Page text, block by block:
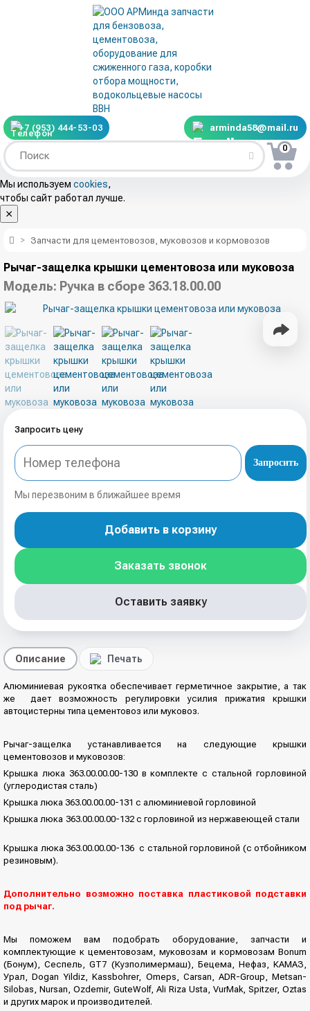
+7 (953) 444-53-03 arminda58@mail.ru
0
Мы используем cookies,
чтобы сайт работал лучше.
Запчасти для цементовозов, муковозов и кормовозов
Рычаг-защелка крышки цементовоза или муковоза
Модель: Ручка в сборе 363.18.00.00
Запросить цену
Запросить
Мы перезвоним в ближайшее время
Добавить в корзину
Заказать звонок
Оставить заявку
Описание Печать
Алюминиевая рукоятка обеспечивает герметичное закрытие, а так
же дает возможность регулировки усилия прижатия крышки
автоцистерны типа цементовоз или муковоз.
Рычаг-защелка устанавливается на следующие крышки
цементовозов и муковозов:
Крышка люка 363.00.00.00-130 в комплекте с стальной горловиной
(углеродистая сталь)
Крышка люка 363.00.00.00-131 с алюминиевой горловиной
Крышка люка 363.00.00.00-132 с горловиной из нержавеющей стали
Крышка люка 363.00.00.00-136 с стальной горловиной (с отбойником
резиновым).
Дополнительно возможно поставка пластиковой подставки
под рычаг.
Мы поможем вам подобрать оборудование, запчасти и
комплектующие к цементовозам, муковозам и кормовозам Bonum
(Бонум), Сеспель, GT7 (Кузполимермаш), Бецема, Нефаз, КАМАЗ,
Урал, Dogan Yildiz, Kassbohrer, Omeps, Carsan, ADR-Group, Metsan-
Silobas, Nursan, Ozdemir, GuteWolf, Ali Riza Usta, VurMak, Spitzer, Oztas
и других марок и производителей.